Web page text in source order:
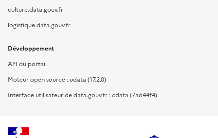
culture.data.gouv.fr
logistique.data.gouv.fr
Développement
API du portail
Moteur open source : udata (17.2.0)
Interface utilisateur de data.gouv.fr : cdata (7ad44f4)